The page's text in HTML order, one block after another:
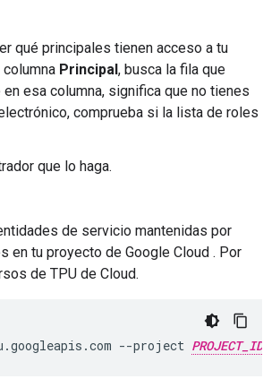
qué principales tienen acceso a tu
Principal, busca la fila que
esa columna, significa que no tienes
comprueba si la lista de roles
que lo haga.
de servicio mantenidas por
en tu proyecto de Google Cloud . Por
de TPU de Cloud.
--project PROJECT_ID